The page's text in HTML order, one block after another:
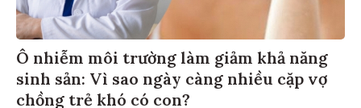
Ô nhiễm môi trường làm giảm khả năng
sinh sản: Vì sao ngày càng nhiều cặp vợ
chồng trẻ khó có con?